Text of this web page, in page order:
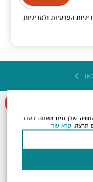
הפרטיות ולמדיניות
ים המלח ©
שלך.נניח שאתה בסדר
תרצה. קרא עוד